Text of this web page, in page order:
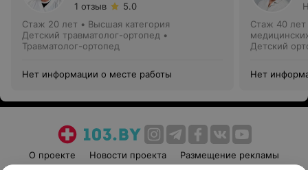
1 отзыв
5.0
Стаж 20 лет • Высшая категория
Детский травматолог-ортопед •
Травматолог-ортопед
Нет информации о месте работы
Стаж 40 лет
Детский
Нет
О проекте Новости проекта
Размещение рекламы